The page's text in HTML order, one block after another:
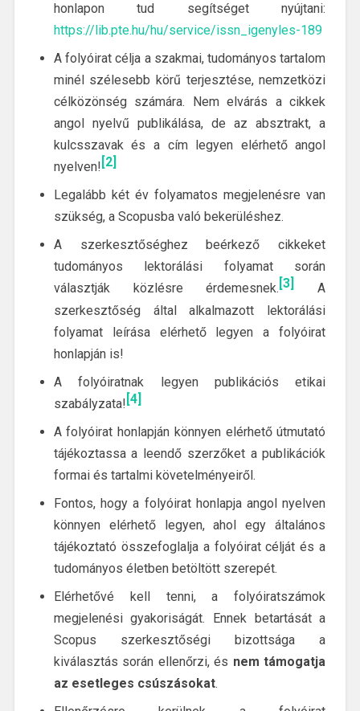
honlapon tud segítséget nyújtani:
https://lib.pte.hu/hu/service/issn_igenyles-189
A folyóirat célja a szakmai, tudományos tartalom
minél szélesebb körű terjesztése, nemzetközi
célközönség számára. Nem elvárás a cikkek
angol nyelvű publikálása, de az absztrakt, a
kulcsszavak és a cím legyen elérhető angol
nyelven! [2]
Legalább két év folyamatos megjelenésre van
szükség, a Scopusba való bekerüléshez.
A szerkesztőséghez beérkező cikkeket
tudományos lektorálási folyamat során
választják közlésre érdemesnek. [3]
A
szerkesztőség által alkalmazott lektorálási
folyamat leírása elérhető legyen a folyóirat
honlapján is!
A folyóiratnak legyen publikációs etikai
szabályzata! [4]
A folyóirat honlapján könnyen elérhető útmutató
tájékoztassa a leendő szerzőket a publikációk
formai és tartalmi követelményeiről.
Fontos, hogy a folyóirat honlapja angol nyelven
könnyen elérhető legyen, ahol egy általános
tájékoztató összefoglalja a folyóirat célját és a
tudományos életben betöltött szerepét.
Elérhetővé kell tenni, a folyóiratszámok
megjelenési gyakoriságát. Ennek betartását a
Scopus szerkesztőségi bizottsága a
kiválasztás során ellenőrzi, és nem támogatja
az esetleges csúszásokat.